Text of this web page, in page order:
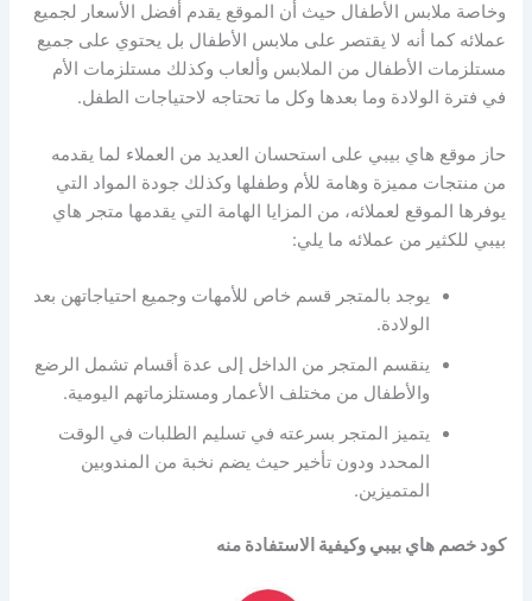
وخاصة ملابس الأطفال حيث أن الموقع يقدم أفضل الأسعار لجميع
عملائه كما أنه لا يقتصر على ملابس الأطفال بل يحتوي على جميع
مستلزمات الأطفال من الملابس وألعاب وكذلك مستلزمات الأم
في فترة الولادة وما بعدها وكل ما تحتاجه لاحتياجات الطفل.
حاز موقع هاي بيبي على استحسان العديد من العملاء لما يقدمه
من منتجات مميزة وهامة للأم وطفلها وكذلك جودة المواد التي
يوفرها الموقع لعملائه، من المزايا الهامة التي يقدمها متجر هاي
بيبي للكثير من عملائه ما يلي:
يوجد بالمتجر قسم خاص للأمهات وجميع احتياجاتهن بعد
الولادة.
ينقسم المتجر من الداخل إلى عدة أقسام تشمل الرضع
والأطفال من مختلف الأعمار ومستلزماتهم اليومية.
يتميز المتجر بسرعته في تسليم الطلبات في الوقت
المحدد ودون تأخير حيث يضم نخبة من المندوبين
المتميزين.
كود خصم هاي بيبي وكيفية الاستفادة منه